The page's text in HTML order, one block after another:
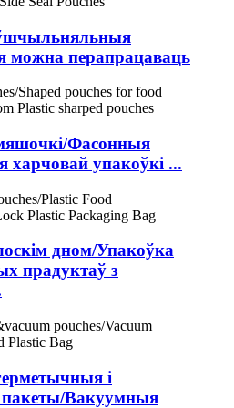
можна перапрацаваць
Фасонныя
харчовай упакоўкі ...
дном/Упакоўка
прадуктаў з
і
Вакуумныя